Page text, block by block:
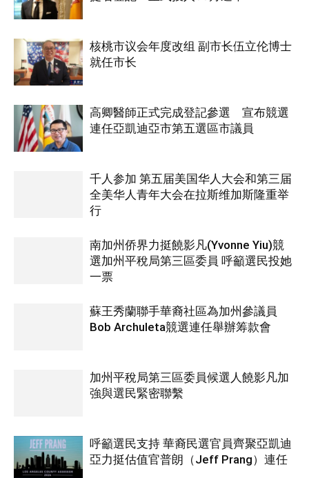
核桃市议会年度改组 副市长伍立伦博士
就任市长
高卿醫師正式完成登記參選 宣布競選
連任亞凱迪亞市第五選區市議員
千人参加 第五届美国华人大会和第三届
全美华人青年大会在拉斯维加斯隆重举
行
南加州侨界力挺饒影凡(Yvonne Yiu)競
選加州平稅局第三區委員 呼籲選民投她
一票
蘇王秀蘭聯手華裔社區為加州參議員
Bob Archuleta競選連任舉辦筹款會
加州平稅局第三區委員候選人饒影凡加
強與選民緊密聯繫
呼籲選民支持 華裔民選官員齊聚亞凱迪
亞力挺估值官普朗（Jeff Prang）連任